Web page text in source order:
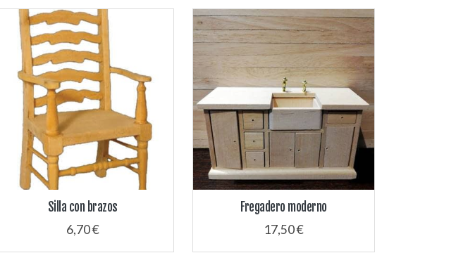
Silla con brazos
6,70 €
Fregadero moderno
17,50 €